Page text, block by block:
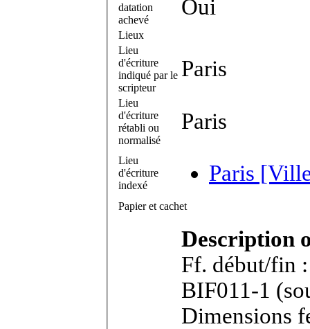
datation
achevé
Oui
Lieux
Lieu
d'écriture
indiqué par le
scripteur
Paris
Lieu
d'écriture
rétabli ou
normalisé
Paris
Lieu
d'écriture
indexé
Paris
Papier et cachet
Description
Ff. début/fin
BIF011-1 (sous réserves). Bifeuillet in-4°.
Dimensions